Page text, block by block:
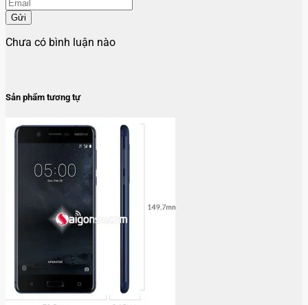
Gửi
Chưa có bình luận nào
Sản phẩm tương tự